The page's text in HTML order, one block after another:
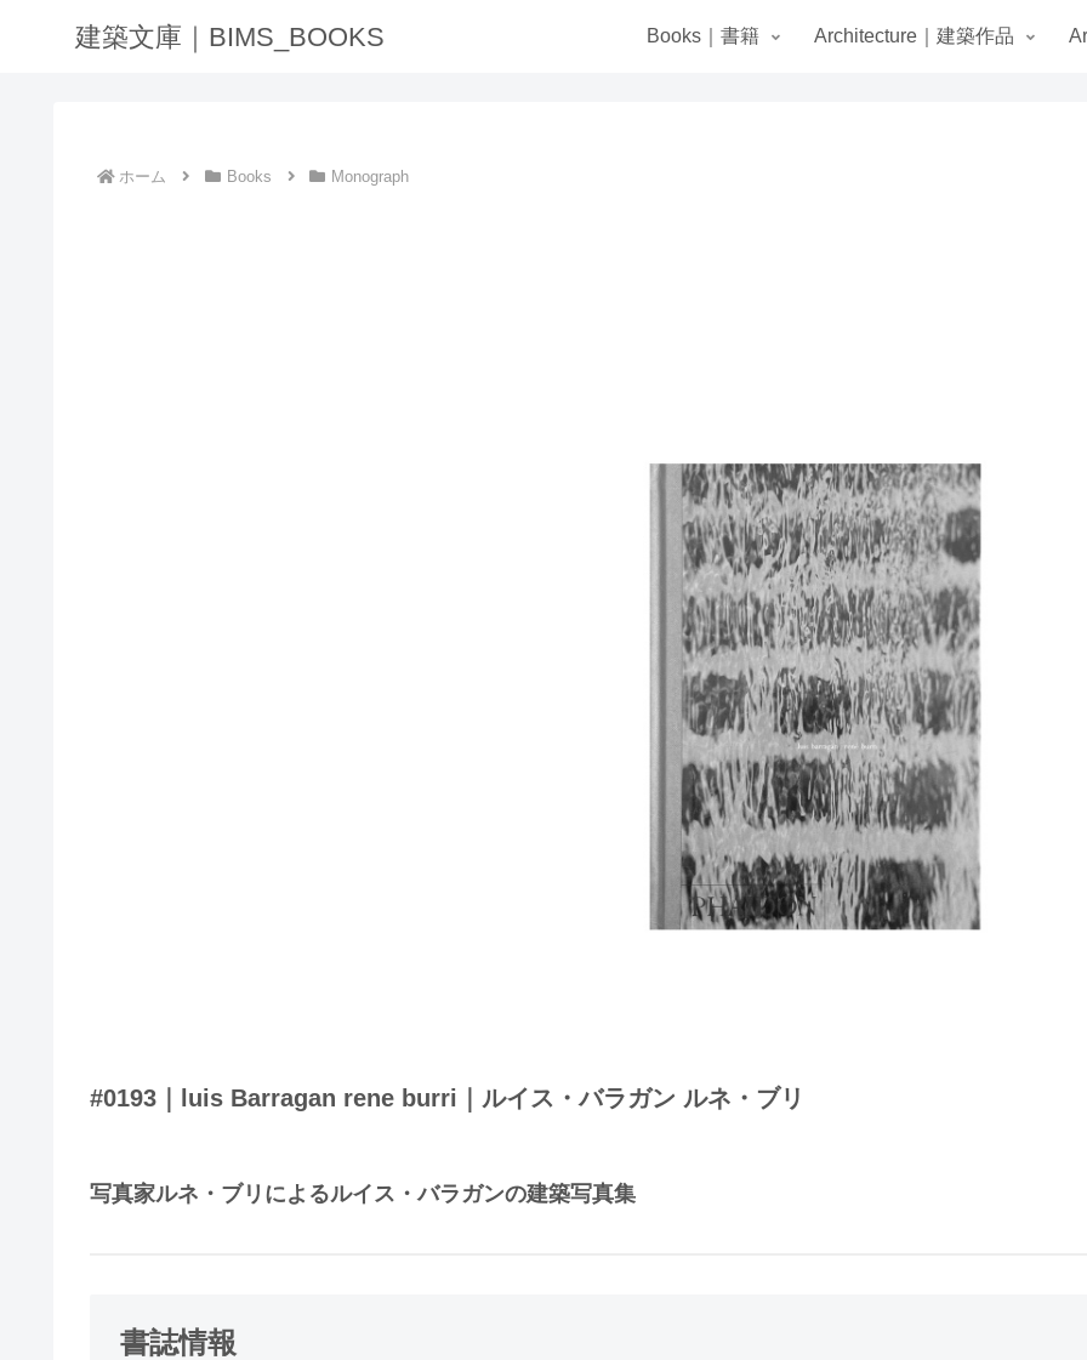
建築文庫｜BIMS_BOOKS Books｜書籍 Architecture｜建築作品
ホーム Books Monograph
#0193｜luis Barragan rene burri｜ルイス・バラガン ルネ・ブリ
写真家ルネ・ブリによるルイス・バラガンの建築写真集
書誌情報